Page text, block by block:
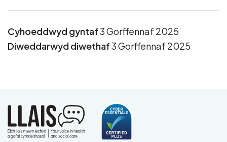
Cyhoeddwyd gyntaf3 Gorffennaf 2025
Diweddarwyd diwethaf3 Gorffennaf 2025